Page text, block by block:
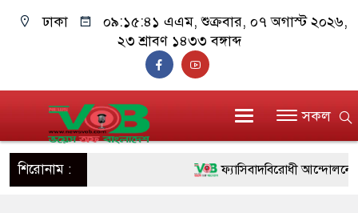
ঢাকা ০৯:১৫:৪২ এএম, শুক্রবার, ০৭ অগাস্ট ২০২৬,
২৩ শ্রাবণ ১৪৩৩ বঙ্গাব্দ
সকল
শিরোনাম : ফ্যাসিবাদবিরোধী আন্দোলনে